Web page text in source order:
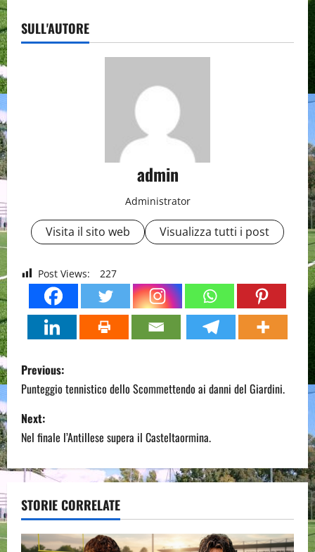
SULL'AUTORE
admin
Administrator
Visita il sito web Visualizza tutti i post
Post Views: 227
P
o
s
t
n
a
v
Previous:
Punteggio tennistico dello Scommettendo ai danni del Giardini.
Next:
Nel finale l’Antillese supera il Casteltaormina.
STORIE CORRELATE